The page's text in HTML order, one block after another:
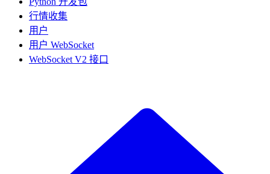
行情收集
用户
用户 WebSocket
WebSocket V2 接口